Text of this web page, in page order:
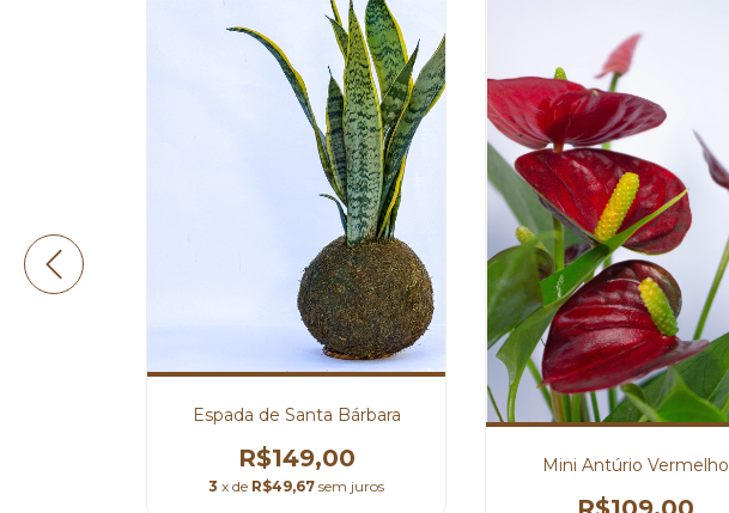
⁠Espada de Santa Bárbara
R$149,00
3 x de R$49,67 sem juros
Mini Antúrio Vermelho